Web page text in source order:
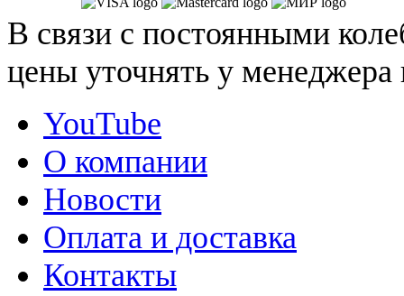
В связи с постоянными
цены уточнять у
YouTube
О компании
Новости
Оплата и доставка
Контакты